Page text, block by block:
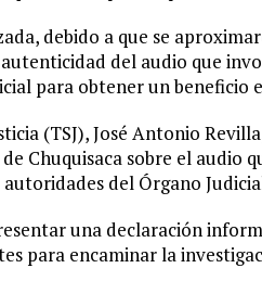
debido a que se
del audio que
para obtener un beneficio
(TSJ), José Antonio
Chuquisaca sobre el audio
del Órgano
una declaración
para encaminar la